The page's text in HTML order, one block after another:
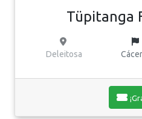
Tüpitanga
Deleitosa